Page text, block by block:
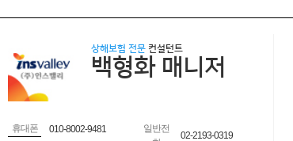
상해보험 전문 컨설턴트
백형화 매니저
휴대폰 010-8002-9481
일반전
02-2193-0319